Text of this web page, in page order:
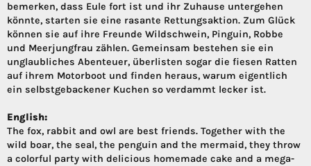
bemerken, dass Eule fort ist und ihr Zuhause untergehen
könnte, starten sie eine rasante Rettungsaktion. Zum Glück
können sie auf ihre Freunde Wildschwein, Pinguin, Robbe
und Meerjungfrau zählen. Gemeinsam bestehen sie ein
unglaubliches Abenteuer, überlisten sogar die fiesen Ratten
auf ihrem Motorboot und finden heraus, warum eigentlich
ein selbstgebackener Kuchen so verdammt lecker ist.
English:
The fox, rabbit and owl are best friends. Together with the
wild boar, the seal, the penguin and the mermaid, they throw
a colorful party with delicious homemade cake and a mega-